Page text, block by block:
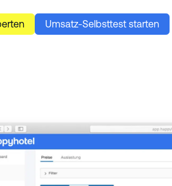
Umsatz-Selbsttest starten